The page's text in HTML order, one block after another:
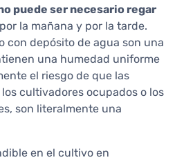
puede ser necesario regar
la mañana y por la tarde.
con depósito de agua son una
una humedad uniforme
el riesgo de que las
cultivadores ocupados o los
son literalmente una
en el cultivo en